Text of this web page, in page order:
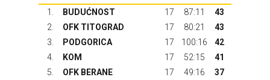
1. BUDUĆNOST 17 87:11
43
2.
OFK TITOGRAD 17 80:21
43
3.
PODGORICA 17 100:16
42
4.
KOM 17 52:15
41
5.
OFK BERANE 17 49:16
37